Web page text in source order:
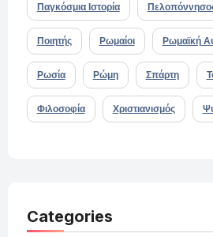
Παγκόσμια Ιστορία
Ποιητής Ρωμαίοι Ρωμαϊκή
Ρωσία Ρώμη Σπάρτη
Φιλοσοφία Χριστιανισμός
Categories